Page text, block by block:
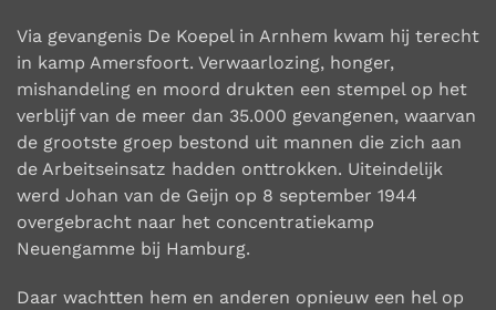
Via gevangenis De Koepel in Arnhem kwam hij terecht
in kamp Amersfoort. Verwaarlozing, honger,
mishandeling en moord drukten een stempel op het
verblijf van de meer dan 35.000 gevangenen, waarvan
de grootste groep bestond uit mannen die zich aan
de Arbeitseinsatz hadden onttrokken. Uiteindelijk
werd Johan van de Geijn op 8 september 1944
overgebracht naar het concentratiekamp
Neuengamme bij Hamburg.
Daar wachtten hem en anderen opnieuw een hel op